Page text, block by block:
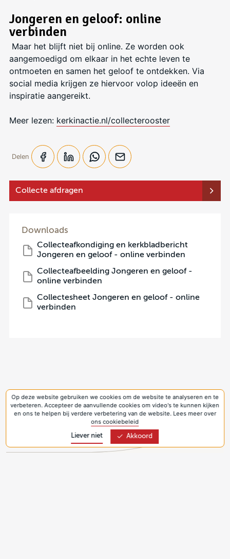
Op deze website gebruiken we cookies om de website te analyseren en te
verbeteren. Accepteer de aanvullende cookies om video's te kunnen kijken
en ons te helpen bij verdere verbetering van de website. Lees meer over
ons cookiebeleid
Liever niet Akkoord
Collecte afdragen
Downloads
Collecteafkondiging en kerkbladbericht
Jongeren en geloof - online verbinden
Collecteafbeelding Jongeren en geloof -
online verbinden
Collectesheet Jongeren en geloof - online
verbinden
Jongeren en geloof: online
verbinden
Maar het blijft niet bij online. Ze worden ook
aangemoedigd om elkaar in het echte leven te
ontmoeten en samen het geloof te ontdekken. Via
social media krijgen ze hiervoor volop ideeën en
inspiratie aangereikt.
Meer lezen: kerkinactie.nl/collecterooster
Delen